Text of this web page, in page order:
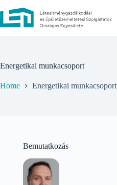
Energetikai munkacsoport
Home Energetikai munkacsoport
Bemutatkozás